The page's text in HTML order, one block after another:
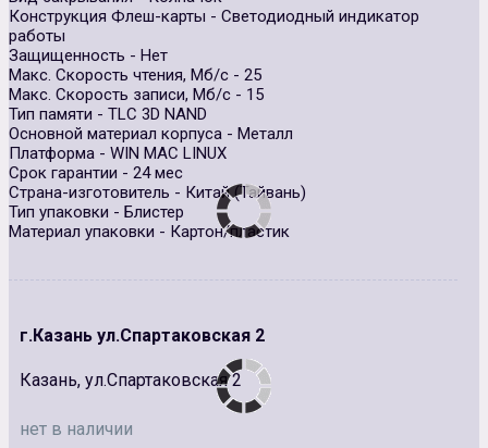
Конструкция Флеш-карты - Светодиодный индикатор
работы
Защищенность - Нет
Макс. Скорость чтения, Мб/с - 25
Макс. Скорость записи, Мб/с - 15
Тип памяти - TLC 3D NAND
Основной материал корпуса - Металл
Платформа - WIN MAC LINUX
Срок гарантии - 24 мес
Страна-изготовитель - Китай (Тайвань)
Тип упаковки - Блистер
Материал упаковки - Картон/пластик
г.Казань ул.Спартаковская 2
Казань, ул.Спартаковская 2
нет в наличии